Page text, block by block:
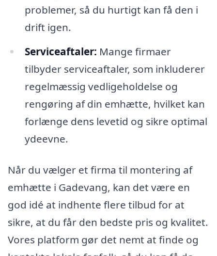
problemer, så du hurtigt kan få den i
drift igen.
Serviceaftaler: Mange firmaer
tilbyder serviceaftaler, som inkluderer
regelmæssig vedligeholdelse og
rengøring af din emhætte, hvilket kan
forlænge dens levetid og sikre optimal
ydeevne.
Når du vælger et firma til montering af
emhætte i Gadevang, kan det være en
god idé at indhente flere tilbud for at
sikre, at du får den bedste pris og kvalitet.
Vores platform gør det nemt at finde og